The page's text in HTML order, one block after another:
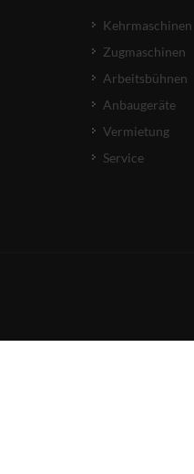
Kehrmaschinen
Zugmaschinen
Arbeitsbühnen
Anbaugeräte
Vermietung
Service